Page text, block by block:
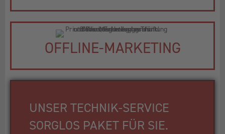
OFFLINE-MARKETING
UNSER TECHNIK-SERVICE
SORGLOS PAKET FÜR SIE.